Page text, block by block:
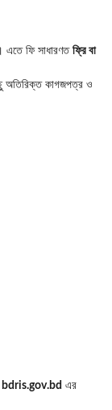
এতে ফি সাধারণত ফ্রি বা
অতিরিক্ত কাগজপত্র ও
bdris.gov.bd এর